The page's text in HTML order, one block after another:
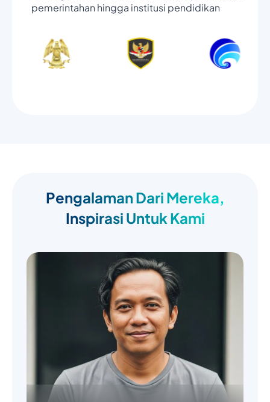
pemerintahan hingga institusi pendidikan
Pengalaman Dari Mereka,
Inspirasi Untuk Kami